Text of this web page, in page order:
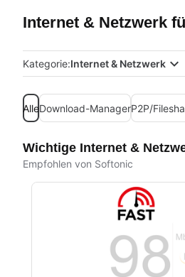
Internet & Netzwerk
Kategorie:Internet & Netzwerk
AlleDownload-ManagerP2P/
Wichtige Internet &
Empfohlen von Softonic